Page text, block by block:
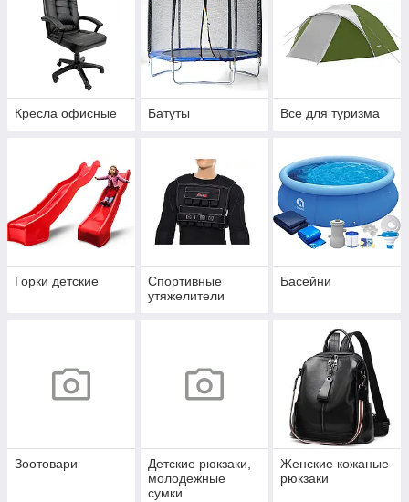
Кресла офисные Батуты Все для туризма
Горки детские
Спортивные
утяжелители
Басейни
Зоотовари
Детские рюкзаки,
молодежные
сумки
Женские кожаные
рюкзаки